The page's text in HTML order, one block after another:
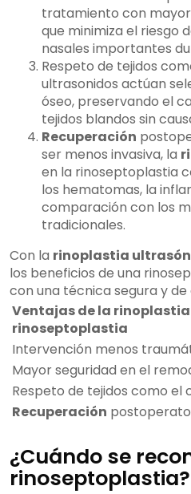
tratamiento con
que minimiza el riesgo
nasales importantes
Respeto de tejidos
ultrasonidos actúan
óseo, preservando el
tejidos blandos sin
Recuperación
ser menos invasiva, la
en la rinoseptoplastia
los hematomas, la
comparación con los
tradicionales.
Con la rinoplastia
los beneficios de una
con una técnica segura y
Ventajas de la
rinoseptoplastia
Intervención menos
Mayor seguridad en el
Respeto de tejidos como el
Recuperación
¿Cuándo se
rinoseptoplastia?